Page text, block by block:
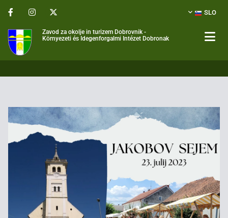
SLO
Zavod za okolje in turizem Dobrovnik -
Környezeti és Idegenforgalmi Intézet Dobronak